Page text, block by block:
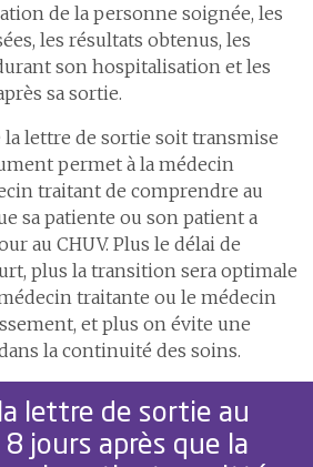
des soins
en cas d’infarctus du myocarde
en cas d'accident vasculaire cérébral
une meilleure récupération après une
des
collaboratrices
collaborateurs
démographie
Construire l’hôpital de
demain
7 Assurer la logistique
8
Développer les systèmes
d’information
de la personne soignée, les
les résultats obtenus, les
son hospitalisation et les
sa sortie.
lettre de sortie soit transmise
permet à la médecin
traitant de comprendre au
sa patiente ou son patient a
au CHUV. Plus le délai de
plus la transition sera optimale
traitante ou le médecin
et plus on évite une
la continuité des soins.
lettre de sortie au
jours après que la